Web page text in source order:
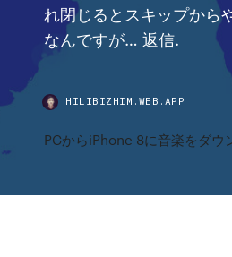
れ閉じるとスキップから
なんですが… 返信.
HILIBIZHIM.WEB.APP
PCからiPhone 8に音楽をダウ